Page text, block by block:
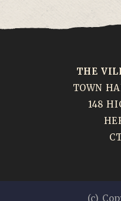
THE
TOWN
148
(c)